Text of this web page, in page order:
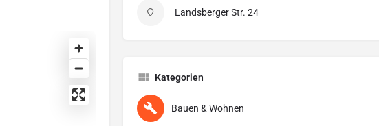
Landsberger Str. 24
Kategorien
Bauen & Wohnen